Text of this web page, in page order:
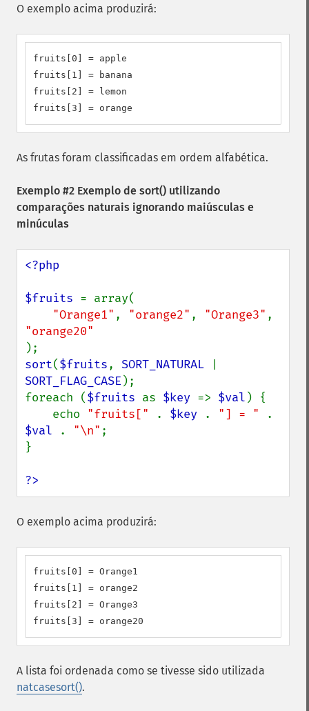
O exemplo acima produzirá:
fruits[0] = apple
fruits[1] = banana
fruits[2] = lemon
fruits[3] = orange
As frutas foram classificadas em ordem alfabética.
Exemplo #2 Exemplo de sort() utilizando
comparações naturais ignorando maiúsculas e
minúculas
<?php
$fruits = array(
"Orange1" , "orange2" , "Orange3"
sort($fruits, SORT_NATURAL
SORT_FLAG_CASE );
foreach ($fruits as $key => $val ) {
    echo
"fruits[" . $key . "] = "
$val
. "\n" ;
}
?>
O exemplo acima produzirá:
fruits[0] = Orange1
fruits[1] = orange2
fruits[2] = Orange3
fruits[3] = orange20
A lista foi ordenada como se tivesse sido utilizada
natcasesort().